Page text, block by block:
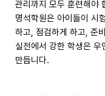
관리까지 모두 훈련해야
명석학원은 아이들이 시
하고, 점검하게 하고, 준
실전에서 강한 학생은 우
만듭니다.